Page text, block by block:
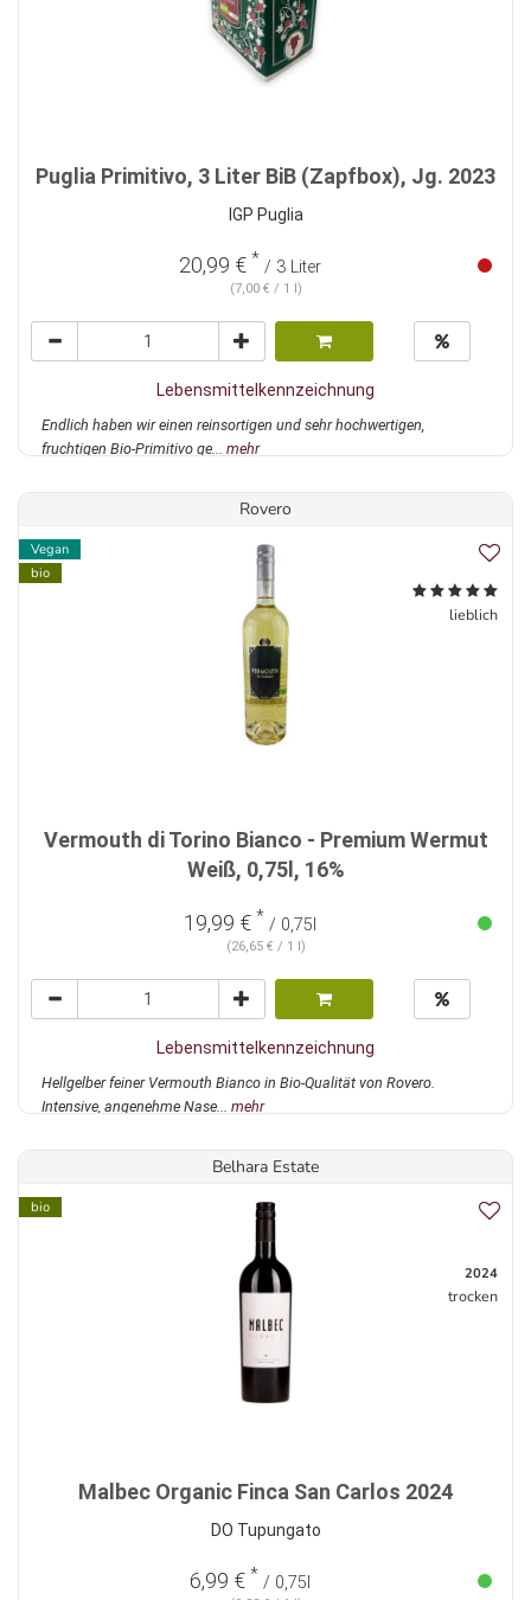
Puglia Primitivo, 3 Liter BiB (Zapfbox), Jg. 2023
IGP Puglia
20,99 € * / 3 Liter
(7,00 € / 1 l)
Lebensmittelkennzeichnung
Endlich haben wir einen reinsortigen und sehr hochwertigen,
fruchtigen Bio-Primitivo ge... mehr
Rovero
Vegan
bio
lieblich
Vermouth di Torino Bianco - Premium Wermut
Weiß, 0,75l, 16%
19,99 € * / 0,75l
(26,65 € / 1 l)
Lebensmittelkennzeichnung
Hellgelber feiner Vermouth Bianco in Bio-Qualität von Rovero.
Intensive, angenehme Nase... mehr
Belhara Estate
bio
2024
trocken
Malbec Organic Finca San Carlos 2024
DO Tupungato
6,99 € * / 0,75l